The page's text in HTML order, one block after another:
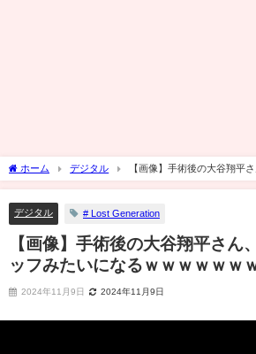
ホーム デジタル
【画像】手術後の大谷翔平
いになるｗｗｗｗｗｗｗｗｗ
デジタル # Lost Generation
【画像】手術後の大谷翔平さん
ッフみたいになるｗｗｗｗｗｗ
2024年11月9日 2024年11月9日